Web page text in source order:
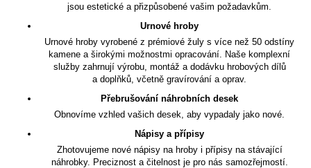
jsou estetické a přizpůsobené vašim požadavkům.
Urnové hroby
Urnové hroby vyrobené z prémiové žuly s více než 50 odstíny
kamene a širokými možnostmi opracování. Naše komplexní
služby zahrnují výrobu, montáž a dodávku hrobových dílů
a doplňků, včetně gravírování a oprav.
Přebrušování náhrobních desek
Obnovíme vzhled vašich desek, aby vypadaly jako nové.
Nápisy a přípisy
Zhotovujeme nové nápisy na hroby i přípisy na stávající
náhrobky. Preciznost a čitelnost je pro nás samozřejmostí.